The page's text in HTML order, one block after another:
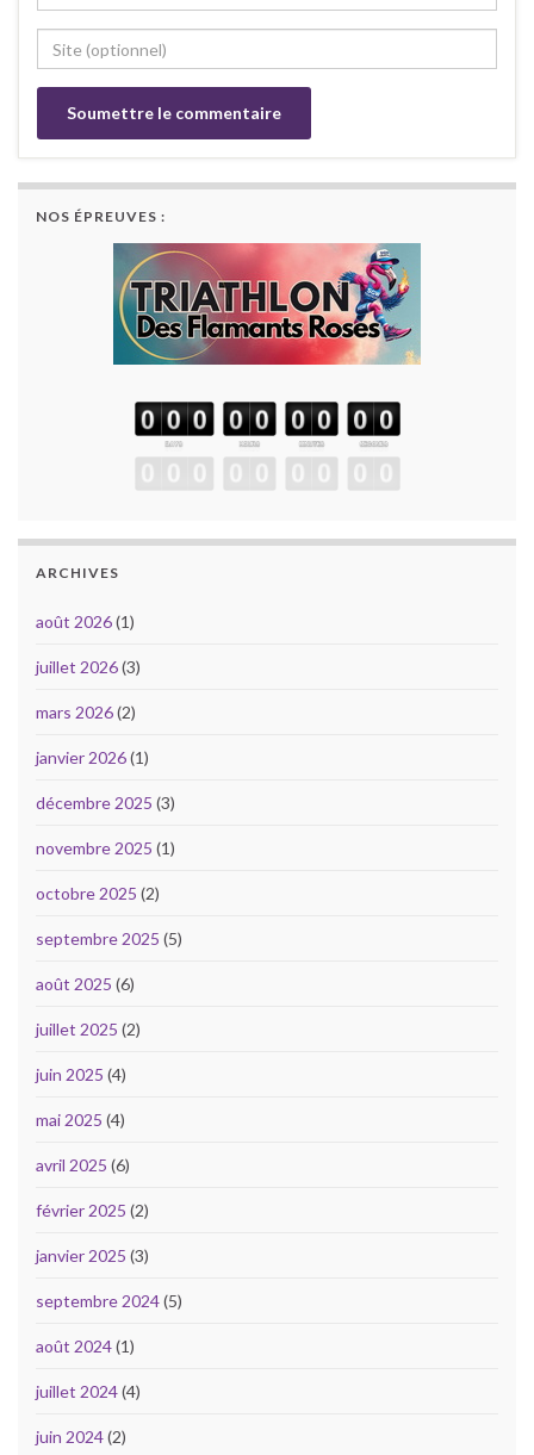
NOS ÉPREUVES :
ARCHIVES
août 2026(1)
juillet 2026(3)
mars 2026(2)
janvier 2026(1)
décembre 2025 (3)
novembre 2025 (1)
octobre 2025 (2)
septembre 2025 (5)
août 2025 (6)
juillet 2025 (2)
juin 2025 (4)
mai 2025 (4)
avril 2025 (6)
février 2025 (2)
janvier 2025 (3)
septembre 2024(5)
août 2024(1)
juillet 2024(4)
juin 2024(2)